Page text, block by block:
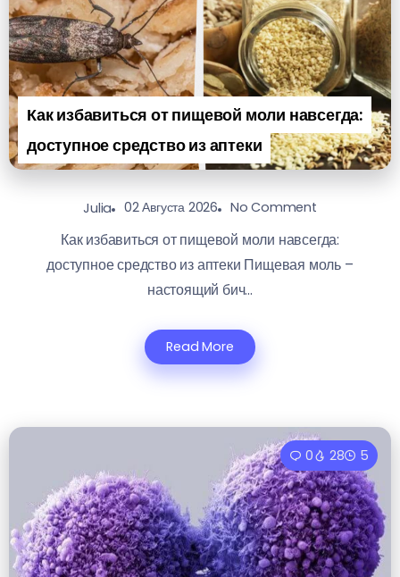
Как избавиться от пищевой моли навсегда:
доступное средство из аптеки
Julia 02 Августа 2026 No Comment
Как избавиться от пищевой моли навсегда:
доступное средство из аптеки Пищевая моль –
настоящий бич...
Read More
0 28 5